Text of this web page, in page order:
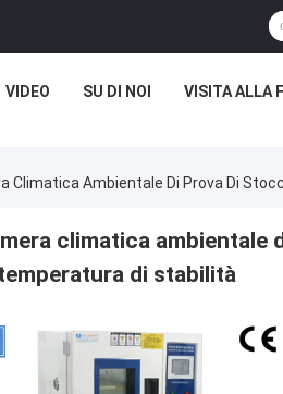
VIDEO SU DI NOI VISITA ALLA
Climatica Ambientale Di Prova Di
climatica
di stabilità